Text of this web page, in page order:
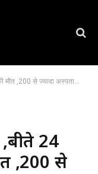
से ज्यादा अस्पतालों में भर्ती
,बीते 24
,200 से